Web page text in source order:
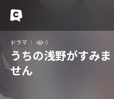
ドラマ 0
うちの浅野がすみま
せん